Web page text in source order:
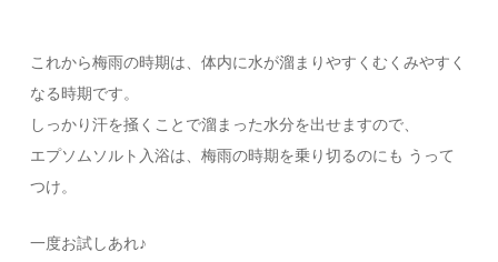
これから梅雨の時期は、体内に水が溜まりやすくむくみやすく
なる時期です。
しっかり汗を掻くことで溜まった水分を出せますので、
エプソムソルト入浴は、梅雨の時期を乗り切るのにも うって
つけ。
一度お試しあれ♪